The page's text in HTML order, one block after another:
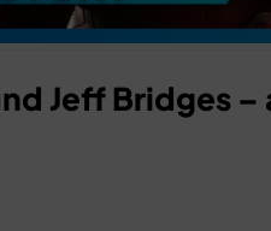
Jeff Bridges